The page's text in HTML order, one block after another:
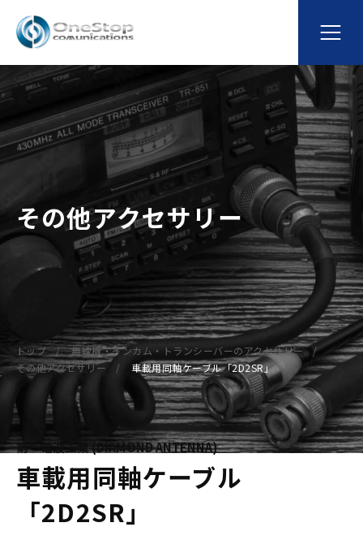
その他アクセサリー
トップ
無線機・インカム・トランシーバーのアクセサリー
その他アクセサリー
車載用同軸ケーブル「2D2SR」
第一電波工業 (DIAMOND ANTENNA)
車載用同軸ケーブル
「2D2SR」